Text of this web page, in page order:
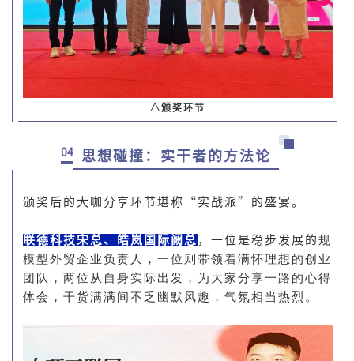
△颁奖环节
04 思想碰撞：实干者的方法论
颁奖后的大咖分享环节堪称“实战派”的盛宴。
联德科技宋总、皓岚国际阙总 ，一位是稳步发展的 规
模型外贸企业负责人，一位则带领着满怀理想的创业
团队，两位从自身实际出发，为大家分享一路的心得
体会，干货满满间不乏幽默风趣，气氛相当热烈。